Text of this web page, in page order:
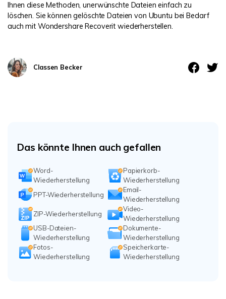
Ihnen diese Methoden, unerwünschte Dateien einfach zu
löschen. Sie können gelöschte Dateien von Ubuntu bei Bedarf
auch mit Wondershare Recoverit wiederherstellen.
Classen Becker
Das könnte Ihnen auch gefallen
Word-
Wiederherstellung
Papierkorb-
Wiederherstellung
PPT-Wiederherstellung
Email-
Wiederherstellung
ZIP-Wiederherstellung
Video-
Wiederherstellung
USB-Dateien-
Wiederherstellung
Dokumente-
Wiederherstellung
Fotos-
Wiederherstellung
Speicherkarte-
Wiederherstellung